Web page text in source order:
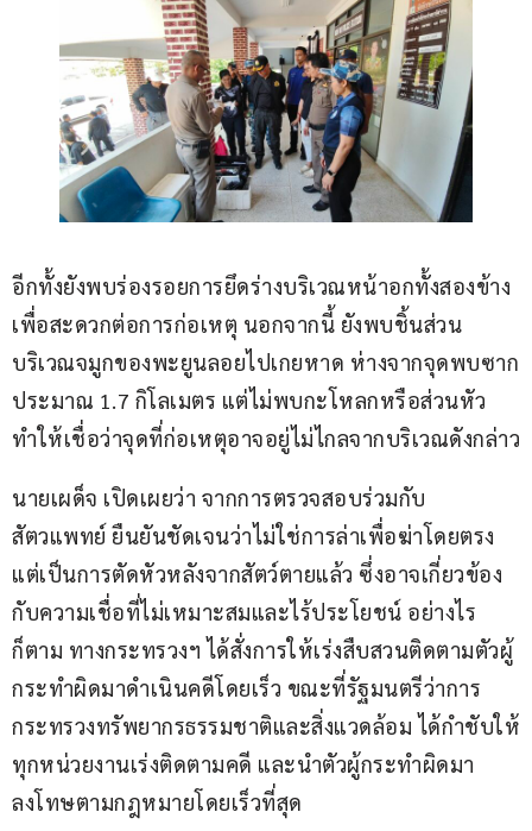
อีกทั้งยังพบร่องรอยการยึดร่างบริเวณหน้าอกทั้งสองข้าง
เพื่อสะดวกต่อการก่อเหตุ นอกจากนี้ ยังพบชิ้นส่วน
บริเวณจมูกของพะยูนลอยไปเกยหาด ห่างจากจุดพบซาก
ประมาณ 1.7 กิโลเมตร แต่ไม่พบกะโหลกหรือส่วนหัว
ทำให้เชื่อว่าจุดที่ก่อเหตุอาจอยู่ไม่ไกลจากบริเวณดังกล่าว
นายเผด็จ เปิดเผยว่า จากการตรวจสอบร่วมกับ
สัตวแพทย์ ยืนยันชัดเจนว่าไม่ใช่การล่าเพื่อฆ่าโดยตรง
แต่เป็นการตัดหัวหลังจากสัตว์ตายแล้ว ซึ่งอาจเกี่ยวข้อง
กับความเชื่อที่ไม่เหมาะสมและไร้ประโยชน์ อย่างไร
ก็ตาม ทางกระทรวงฯ ได้สั่งการให้เร่งสืบสวนติดตามตัวผู้
กระทำผิดมาดำเนินคดีโดยเร็ว ขณะที่รัฐมนตรีว่าการ
กระทรวงทรัพยากรธรรมชาติและสิ่งแวดล้อม ได้กำชับให้
ทุกหน่วยงานเร่งติดตามคดี และนำตัวผู้กระทำผิดมา
ลงโทษตามกฎหมายโดยเร็วที่สุด